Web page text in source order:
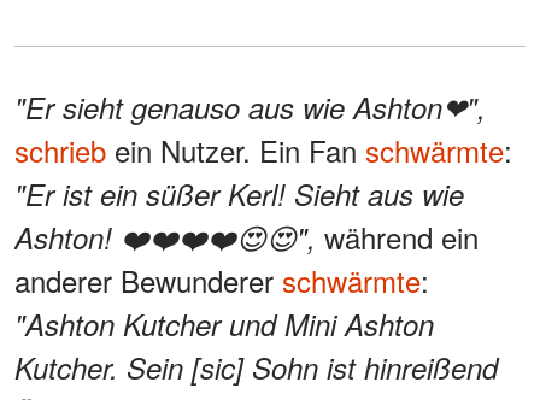
"Er sieht genauso aus wie Ashton❤",
schrieb ein Nutzer. Ein Fan schwärmte:
"Er ist ein süßer Kerl! Sieht aus wie
Ashton! ❤️❤️❤️❤️😍😍", während ein
anderer Bewunderer schwärmte:
"Ashton Kutcher und Mini Ashton
Kutcher. Sein [sic] Sohn ist hinreißend